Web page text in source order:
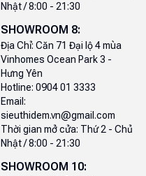
Nhật / 8:00 - 21:30
SHOWROOM 8:
Địa Chỉ: Căn 71 Đại lộ 4 mùa
Vinhomes Ocean Park 3 -
Hưng Yên
Hotline: 0904 01 3333
Email:
sieuthidem.vn@gmail.com
Thời gian mở cửa: Thứ 2 - Chủ
Nhật / 8:00 - 21:30
SHOWROOM 10: